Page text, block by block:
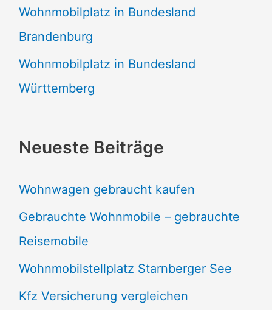
Wohnmobilplatz in Bundesland
Brandenburg
Wohnmobilplatz in Bundesland
Württemberg
Neueste Beiträge
Wohnwagen gebraucht kaufen
Gebrauchte Wohnmobile – gebrauchte
Reisemobile
Wohnmobilstellplatz Starnberger See
Kfz Versicherung vergleichen